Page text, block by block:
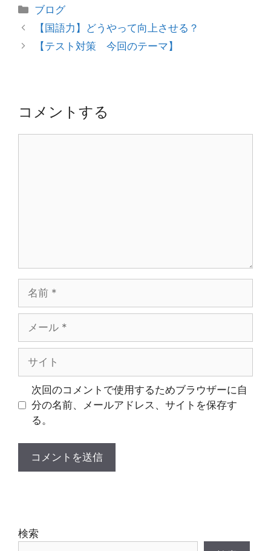
カ
テ
リ
ブログ
投
稿
シ
ョ
【国語力】どうやって向上させる？
【テスト対策 今回のテーマ】
コメントする
ル
次回のコメントで使用するためブラウザーに自
分の名前、メールアドレス、サイトを保存す
る。
検索